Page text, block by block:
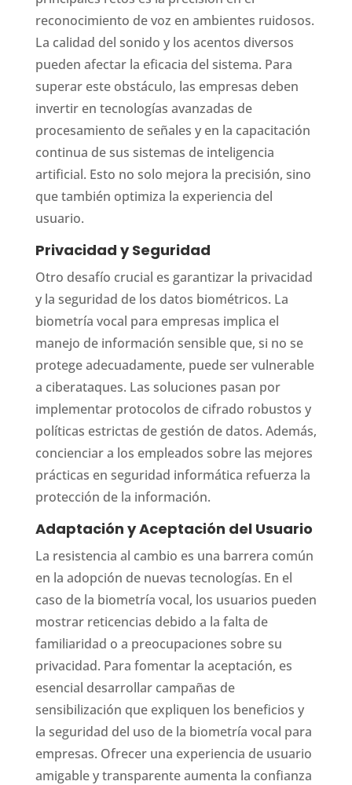
reconocimiento de voz en ambientes ruidosos.
La calidad del sonido y los acentos diversos
pueden afectar la eficacia del sistema. Para
superar este obstáculo, las empresas deben
invertir en tecnologías avanzadas de
procesamiento de señales y en la capacitación
continua de sus sistemas de inteligencia
artificial. Esto no solo mejora la precisión, sino
que también optimiza la experiencia del
usuario.
Privacidad y Seguridad
Otro desafío crucial es garantizar la privacidad
y la seguridad de los datos biométricos. La
biometría vocal para empresas implica el
manejo de información sensible que, si no se
protege adecuadamente, puede ser vulnerable
a ciberataques. Las soluciones pasan por
implementar protocolos de cifrado robustos y
políticas estrictas de gestión de datos. Además,
concienciar a los empleados sobre las mejores
prácticas en seguridad informática refuerza la
protección de la información.
Adaptación y Aceptación del Usuario
La resistencia al cambio es una barrera común
en la adopción de nuevas tecnologías. En el
caso de la biometría vocal, los usuarios pueden
mostrar reticencias debido a la falta de
familiaridad o a preocupaciones sobre su
privacidad. Para fomentar la aceptación, es
esencial desarrollar campañas de
sensibilización que expliquen los beneficios y
la seguridad del uso de la biometría vocal para
empresas. Ofrecer una experiencia de usuario
amigable y transparente aumenta la confianza